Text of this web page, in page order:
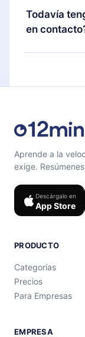
También
favoritos sin
puedes
próximo ciclo
Todavía
en
Siéntete libre
Aprende a la
exige.
Descárgalo en
App Store
PRODUCTO
Categorías
Precios
Para Empresas
EMPRESA